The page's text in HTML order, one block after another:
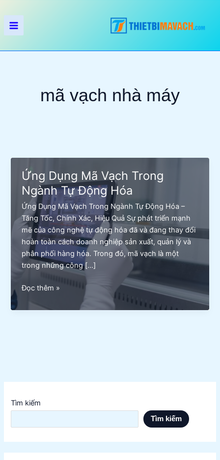
tới
nội
mã vạch nhà máy
Tìm kiếm
Tìm kiếm
Ứng Dụng Mã Vạch Trong
Ngành Tự Động Hóa
Ứng Dụng Mã Vạch Trong Ngành Tự Động Hóa –
Tăng Tốc, Chính Xác, Hiệu Quả Sự phát triển mạnh
mẽ của công nghệ tự động hóa đã và đang thay đổi
hoàn toàn cách doanh nghiệp sản xuất, quản lý và
phân phối hàng hóa. Trong đó, mã vạch là một
trong những công […]
Ứng
Mã
Hóa
Đọc thêm »